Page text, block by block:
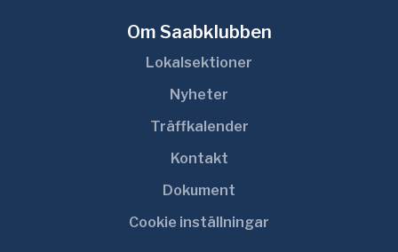
Om Saabklubben
Lokalsektioner
Nyheter
Träffkalender
Kontakt
Dokument
Cookie inställningar